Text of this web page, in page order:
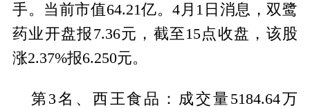
手。当前市值64.21亿。4月1日消息，双鹭
药业开盘报7.36元，截至15点收盘，该股
涨2.37%报6.250元。
第3名、西王食品：成交量5184.64万